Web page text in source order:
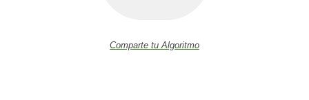
Comparte tu Algoritmo